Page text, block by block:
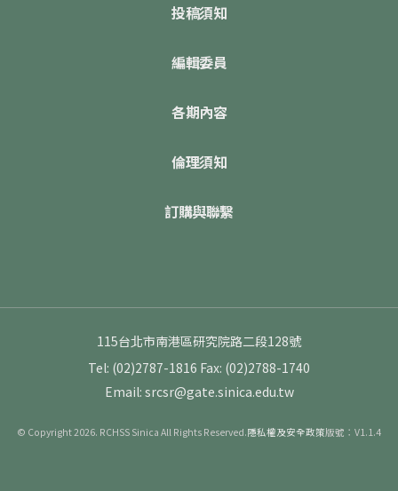
投稿須知
編輯委員
各期內容
倫理須知
訂購與聯繫
115台北市南港區研究院路二段128號
Tel: (02)2787-1816 Fax: (02)2788-1740
Email: srcsr@gate.sinica.edu.tw
© Copyright 2026. RCHSS Sinica All Rights Reserved.隱私權及安全政策版號：V1.1.4